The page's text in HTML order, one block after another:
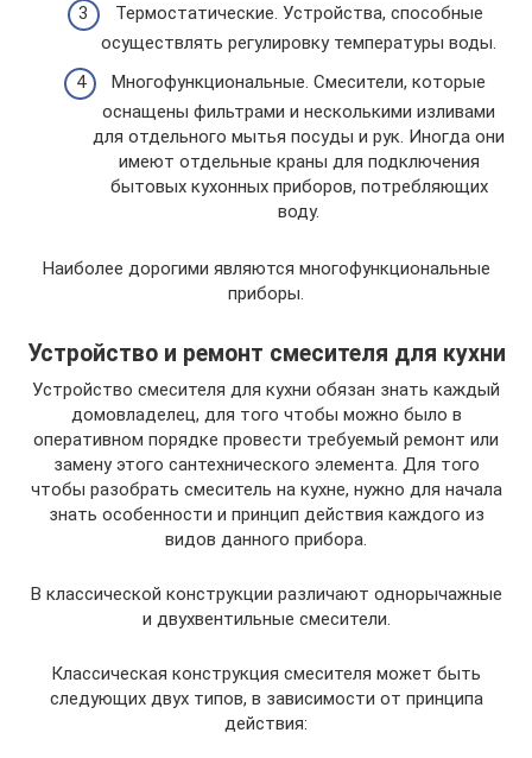
Термостатические. Устройства, способные
осуществлять регулировку температуры воды.
Многофункциональные. Смесители, которые
оснащены фильтрами и несколькими изливами
для отдельного мытья посуды и рук. Иногда они
имеют отдельные краны для подключения
бытовых кухонных приборов, потребляющих
воду.
Наиболее дорогими являются многофункциональные
приборы.
Устройство и ремонт смесителя для кухни
Устройство смесителя для кухни обязан знать каждый
домовладелец, для того чтобы можно было в
оперативном порядке провести требуемый ремонт или
замену этого сантехнического элемента. Для того
чтобы разобрать смеситель на кухне, нужно для начала
знать особенности и принцип действия каждого из
видов данного прибора.
В классической конструкции различают однорычажные
и двухвентильные смесители.
Классическая конструкция смесителя может быть
следующих двух типов, в зависимости от принципа
действия: